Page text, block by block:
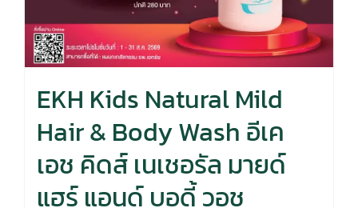
EKH Kids Natural Mild
Hair & Body Wash อีเค
เอช คิดส์ เนเชอรัล มายด์
แฮร์ แอนด์ บอดี้ วอช